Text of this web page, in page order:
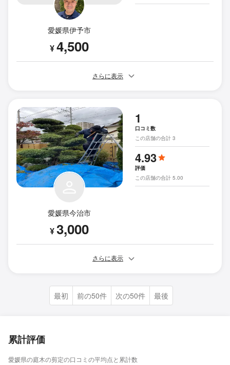
愛媛県伊予市
¥4,500
さらに表示
愛媛県今治市
¥3,000
1
口コミ数
この店舗の合計 3
4.93
評価
この店舗の合計 5.00
さらに表示
最初 前の50件 次の50件 最後
累計評価
愛媛県の庭木の剪定の口コミの平均点と累計数